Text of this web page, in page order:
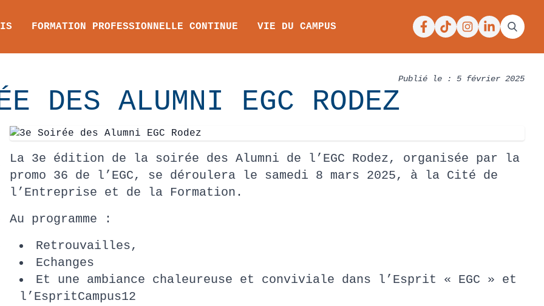
FORMATION PROFESSIONNELLE CONTINUE VIE DU CAMPUS Facebook
TiktokInstagram
Linkedin
Publié le : 5 février 2025
DES ALUMNI EGC RODEZ
La 3e édition de la soirée des Alumni de l’EGC Rodez, organisée par la
promo 36 de l’EGC, se déroulera le samedi 8 mars 2025, à la Cité de
l’Entreprise et de la Formation.
Au programme :
Retrouvailles,
Echanges
Et une ambiance chaleureuse et conviviale dans l’Esprit « EGC » et
l’EspritCampus12